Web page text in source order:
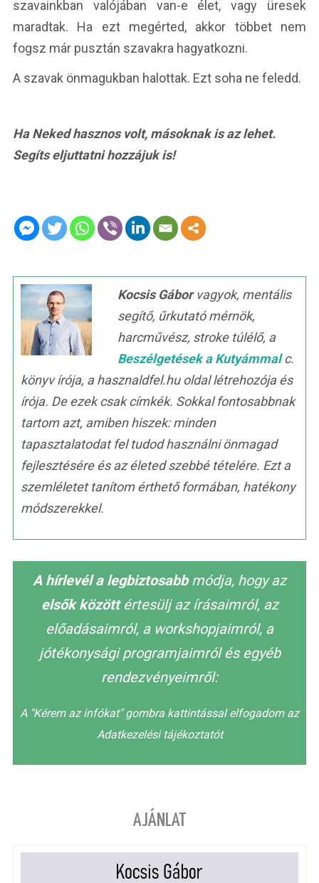
szavainkban valójában van-e élet, vagy üresek
maradtak. Ha ezt megérted, akkor többet nem
fogsz már pusztán szavakra hagyatkozni.
A szavak önmagukban halottak. Ezt soha ne feledd.
Ha Neked hasznos volt, másoknak is az lehet.
Segíts eljuttatni hozzájuk is!
Kocsis Gáborvagyok, mentális
segítő, űrkutató mérnök,
harcművész, stroke túlélő, a
Beszélgetések a Kutyámmalc.
könyv írója, a hasznaldfel.hu oldal létrehozója és
írója. De ezek csak címkék. Sokkal fontosabbnak
tartom azt, amiben hiszek: minden
tapasztalatodat fel tudod használni önmagad
fejlesztésére és az életed szebbé tételére. Ezt a
szemléletet tanítom érthető formában, hatékony
módszerekkel.
A hírlevél a legbiztosabbmódja, hogy az
elsők közöttértesülj az írásaimról, az
előadásaimról, a workshopjaimról, a
jótékonysági programjaimról és egyéb
rendezvényeimről:
A "Kérem az infókat" gombra kattintással elfogadom az
Adatkezelési tájékoztatót
AJÁNLAT